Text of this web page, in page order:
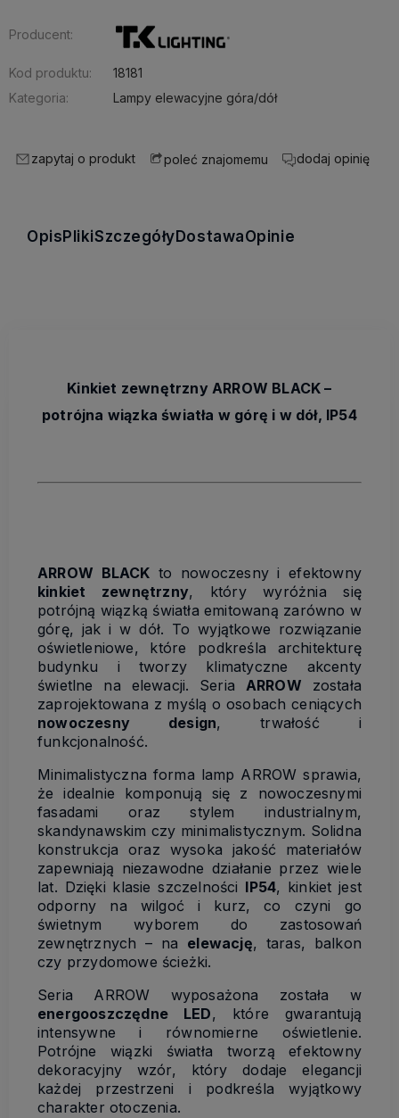
Producent:
Kod produktu:
18181
Kategoria:
Lampy elewacyjne góra/dół
zapytaj o produkt poleć znajomemu dodaj opinię
Opis PlikiSzczegóły DostawaOpinie
Kinkiet zewnętrzny ARROW BLACK –
potrójna wiązka światła w górę i w dół, IP54
ARROW BLACK to nowoczesny i efektowny
kinkiet zewnętrzny, który wyróżnia się
potrójną wiązką światła emitowaną zarówno w
górę, jak i w dół. To wyjątkowe rozwiązanie
oświetleniowe, które podkreśla architekturę
budynku i tworzy klimatyczne akcenty
świetlne na elewacji. Seria ARROW została
zaprojektowana z myślą o osobach ceniących
nowoczesny design, trwałość i
funkcjonalność.
Minimalistyczna forma lamp ARROW sprawia,
że idealnie komponują się z nowoczesnymi
fasadami oraz stylem industrialnym,
skandynawskim czy minimalistycznym. Solidna
konstrukcja oraz wysoka jakość materiałów
zapewniają niezawodne działanie przez wiele
lat. Dzięki klasie szczelności IP54, kinkiet jest
odporny na wilgoć i kurz, co czyni go
świetnym wyborem do zastosowań
zewnętrznych – na elewację, taras, balkon
czy przydomowe ścieżki.
Seria ARROW wyposażona została w
energooszczędne LED, które gwarantują
intensywne i równomierne oświetlenie.
Potrójne wiązki światła tworzą efektowny
dekoracyjny wzór, który dodaje elegancji
każdej przestrzeni i podkreśla wyjątkowy
charakter otoczenia.